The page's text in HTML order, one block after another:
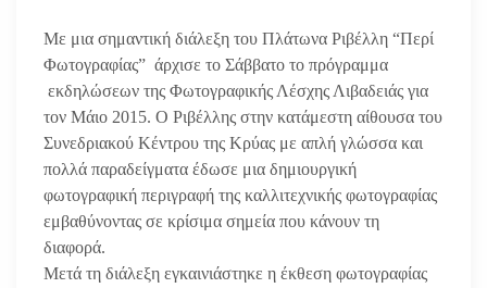
Με μια σημαντική διάλεξη του Πλάτωνα Ριβέλλη “Περί
Φωτογραφίας” άρχισε το Σάββατο το πρόγραμμα
εκδηλώσεων της Φωτογραφικής Λέσχης Λιβαδειάς για
τον Μάιο 2015. Ο Ριβέλλης στην κατάμεστη αίθουσα του
Συνεδριακού Κέντρου της Κρύας με απλή γλώσσα και
πολλά παραδείγματα έδωσε μια δημιουργική
φωτογραφική περιγραφή της καλλιτεχνικής φωτογραφίας
εμβαθύνοντας σε κρίσιμα σημεία που κάνουν τη
διαφορά.
Μετά τη διάλεξη εγκαινιάστηκε η έκθεση φωτογραφίας